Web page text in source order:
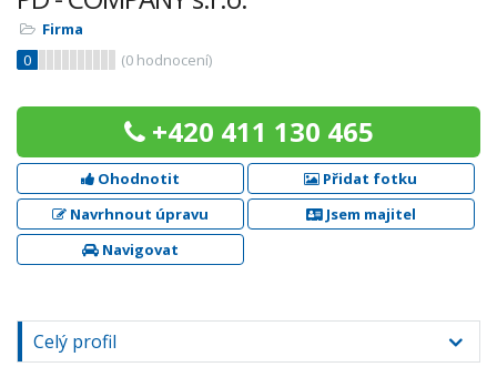
Firma
0
(0 hodnocení)
+420 411 130 465
Ohodnotit
Přidat fotku
Navrhnout úpravu
Jsem majitel
Navigovat
Celý profil